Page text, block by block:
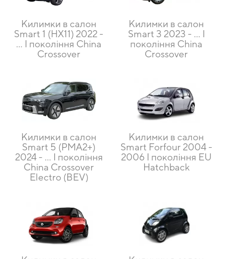
Килимки в салон
Smart 1 (HX11) 2022 -
... I покоління China
Crossover
Килимки в салон
Smart 3 2023 - ... I
покоління China
Crossover
Килимки в салон
Smart 5 (PMA2+)
2024 - ... I покоління
China Crossover
Electro (BEV)
Килимки в салон
Smart Forfour 2004 -
2006 I покоління EU
Hatchback